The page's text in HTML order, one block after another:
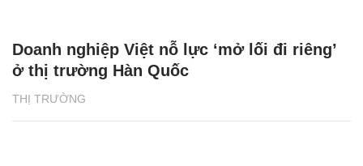
THỊ TRƯỜNG
Doanh nghiệp Việt nỗ lực ‘mở lối đi riêng’
ở thị trường Hàn Quốc